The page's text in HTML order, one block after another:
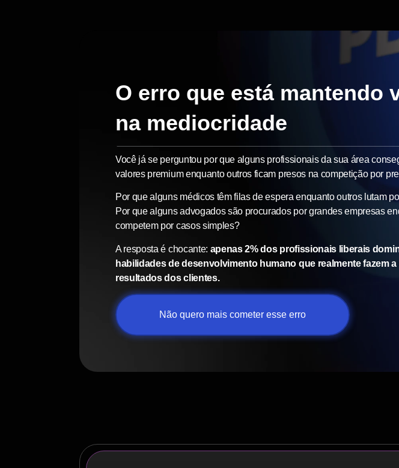
O erro que está mantendo
na mediocridade
Você já se perguntou por que alguns profissionais da sua área
valores premium enquanto outros ficam presos na competição por
Por que alguns médicos têm filas de espera enquanto outros lutam
Por que alguns advogados são procurados por grandes empresas
competem por casos simples?
A resposta é chocante: apenas 2% dos profissionais liberais
habilidades de desenvolvimento humano que realmente fazem
resultados dos clientes.
Não quero mais cometer esse erro